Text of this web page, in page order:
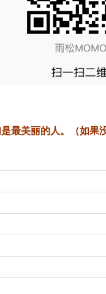
最美丽的人。（如果